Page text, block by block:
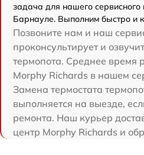
задача для нашего сервисного
Барнауле. Выполним быстро и
Позвоните нам и наш
проконсультирует и
термопота. Среднее время
Morphy Richards в нашем
Замена термостата
выполняется на выезде,
ремонта. Наш курьер
центр Morphy Richards и